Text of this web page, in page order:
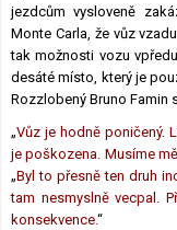
jezdcům vysloveně
Monte Carla, že vůz
tak možnosti vozu
desáté místo, který je
Rozzlobený Bruno Famin
„Vůz je hodně poničený.
je poškozena. Musíme
„Byl to přesně ten druh
tam nesmyslně vecpal.
konsekvence.“